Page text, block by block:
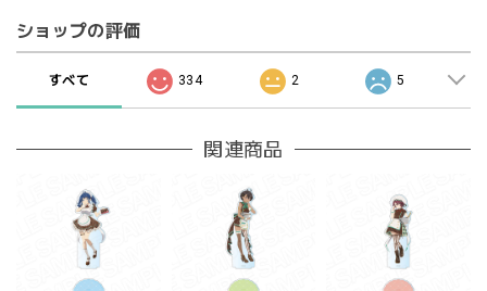
ショップの評価
すべて 334 2 5
関連商品